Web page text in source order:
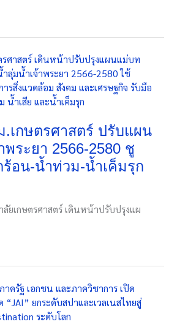
เกษตรศาสตร์ ปรับแผน
ระยา 2566-2580 ชู
อน-น้ำท่วม-น้ำเค็มรุก
ยเกษตรศาสตร์ เดินหน้าปรับปรุงแผ